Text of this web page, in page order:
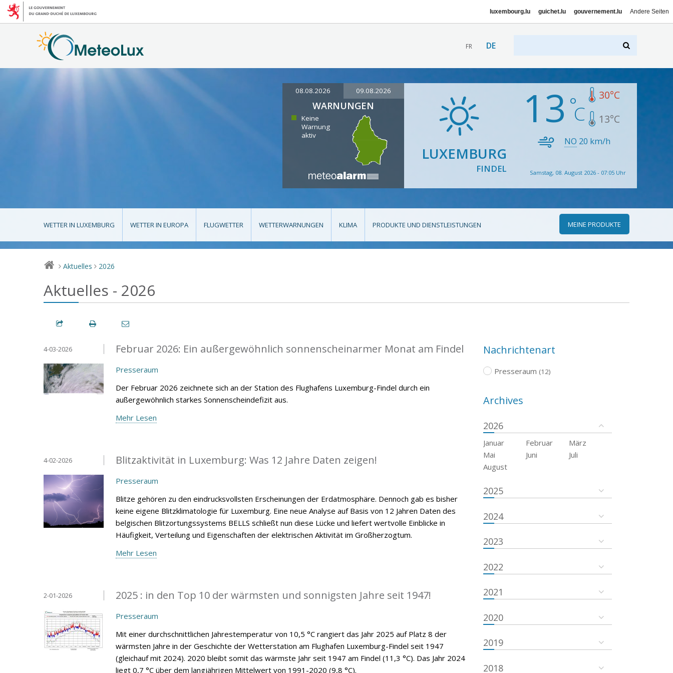
luxembourg.lu guichet.lu gouvernement.lu Andere Seiten
FR DE
08.08.2026 09.08.2026
WARNUNGEN
Keine
Warnung
aktiv
LUXEMBURG
FINDEL
13 30°C
13°C
NO 20 km/h
Samstag, 08. August 2026 - 07:05 Uhr
WETTER IN LUXEMBURG WETTER IN EUROPA FLUGWETTER WETTERWARNUNGEN KLIMA PRODUKTE UND DIENSTLEISTUNGEN MEINE PRODUKTE
> Aktuelles > 2026
Aktuelles - 2026
Februar 2026: Ein außergewöhnlich sonnenscheinarmer Monat am Findel
4-03-2026
Presseraum
Der Februar 2026 zeichnete sich an der Station des Flughafens Luxemburg-Findel durch ein
außergewöhnlich starkes Sonnenscheindefizit aus.
Mehr Lesen
Blitzaktivität in Luxemburg: Was 12 Jahre Daten zeigen!
4-02-2026
Presseraum
Blitze gehören zu den eindrucksvollsten Erscheinungen der Erdatmosphäre. Dennoch gab es bisher
keine eigene Blitzklimatologie für Luxemburg. Eine neue Analyse auf Basis von 12 Jahren Daten des
belgischen Blitzortungssystems BELLS schließt nun diese Lücke und liefert wertvolle Einblicke in
Häufigkeit, Verteilung und Eigenschaften der elektrischen Aktivität im Großherzogtum.
Mehr Lesen
2025 : in den Top 10 der wärmsten und sonnigsten Jahre seit 1947!
2-01-2026
Presseraum
Mit einer durchschnittlichen Jahrestemperatur von 10,5 °C rangiert das Jahr 2025 auf Platz 8 der
wärmsten Jahre in der Geschichte der Wetterstation am Flughafen Luxemburg-Findel seit 1947
(gleichauf mit 2024). 2020 bleibt somit das wärmste Jahr seit 1947 am Findel (11,3 °C). Das Jahr 2024
liegt 0,7 °C über dem langjährigen Mittelwert von 1991-2020 (9,8 °C).
Nachrichtenart
Presseraum (12)
Archives
2026
Januar Februar
März
Mai
Juni
Juli
August
2025
2024
2023
2022
2021
2020
2019
2018